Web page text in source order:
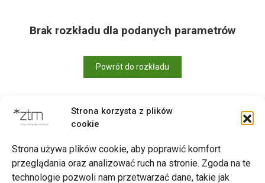
Strona korzysta z plików
cookie
Strona używa plików cookie, aby poprawić komfort
przeglądania oraz analizować ruch na stronie. Zgoda na te
technologie pozwoli nam przetwarzać dane, takie jak
Brak rozkładu dla podanych parametrów
Powrót do rozkładu